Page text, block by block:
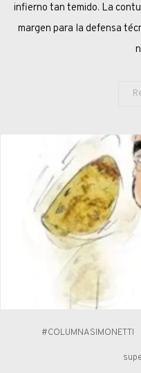
infierno tan temido. La
margen para la defensa
#COLUMNASIMONETTI